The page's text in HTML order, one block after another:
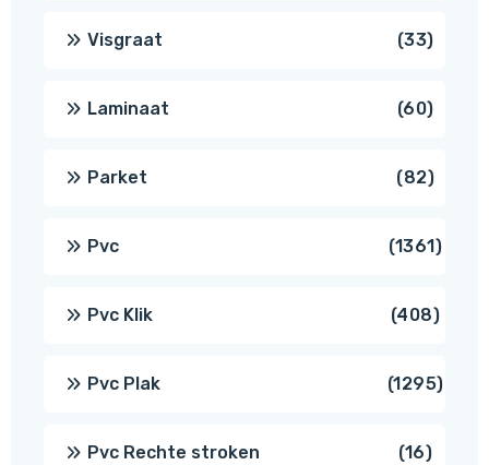
Visgraat 3333
Laminaat 6060
Parket 8282
Pvc 13611361
Pvc Klik 408408
Pvc Plak 12951295
Pvc Rechte stroken 1616